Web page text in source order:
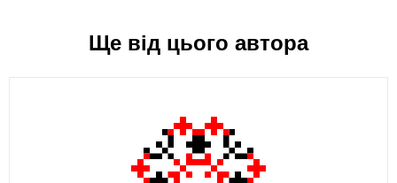
Ще від цього автора